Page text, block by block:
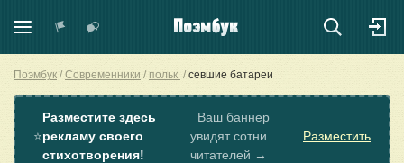
Поэмбук Современники польк севшие батареи
⭐
Разместите здесь
рекламу своего
стихотворения!
Ваш баннер
увидят сотни
читателей →
Разместить